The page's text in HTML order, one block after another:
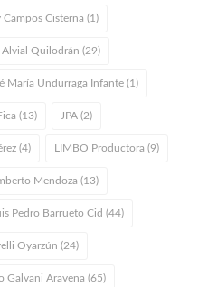
Campos Cisterna (1)
Alvial Quilodrán (29)
María Undurraga Infante (1)
(13) JPA (2)
(4) LIMBO Productora (9)
Mendoza (13)
Pedro Barrueto Cid (44)
Oyarzún (24)
Galvani Aravena (65)